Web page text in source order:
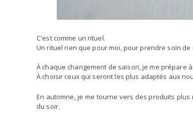
C'est comme un rituel.
Un rituel rien que pour moi, pour prendre soin
À chaque changement de saison, je me prépare
À choisir ceux qui seront les plus adaptés aux
En automne, je me tourne vers des produits plus
du soir.